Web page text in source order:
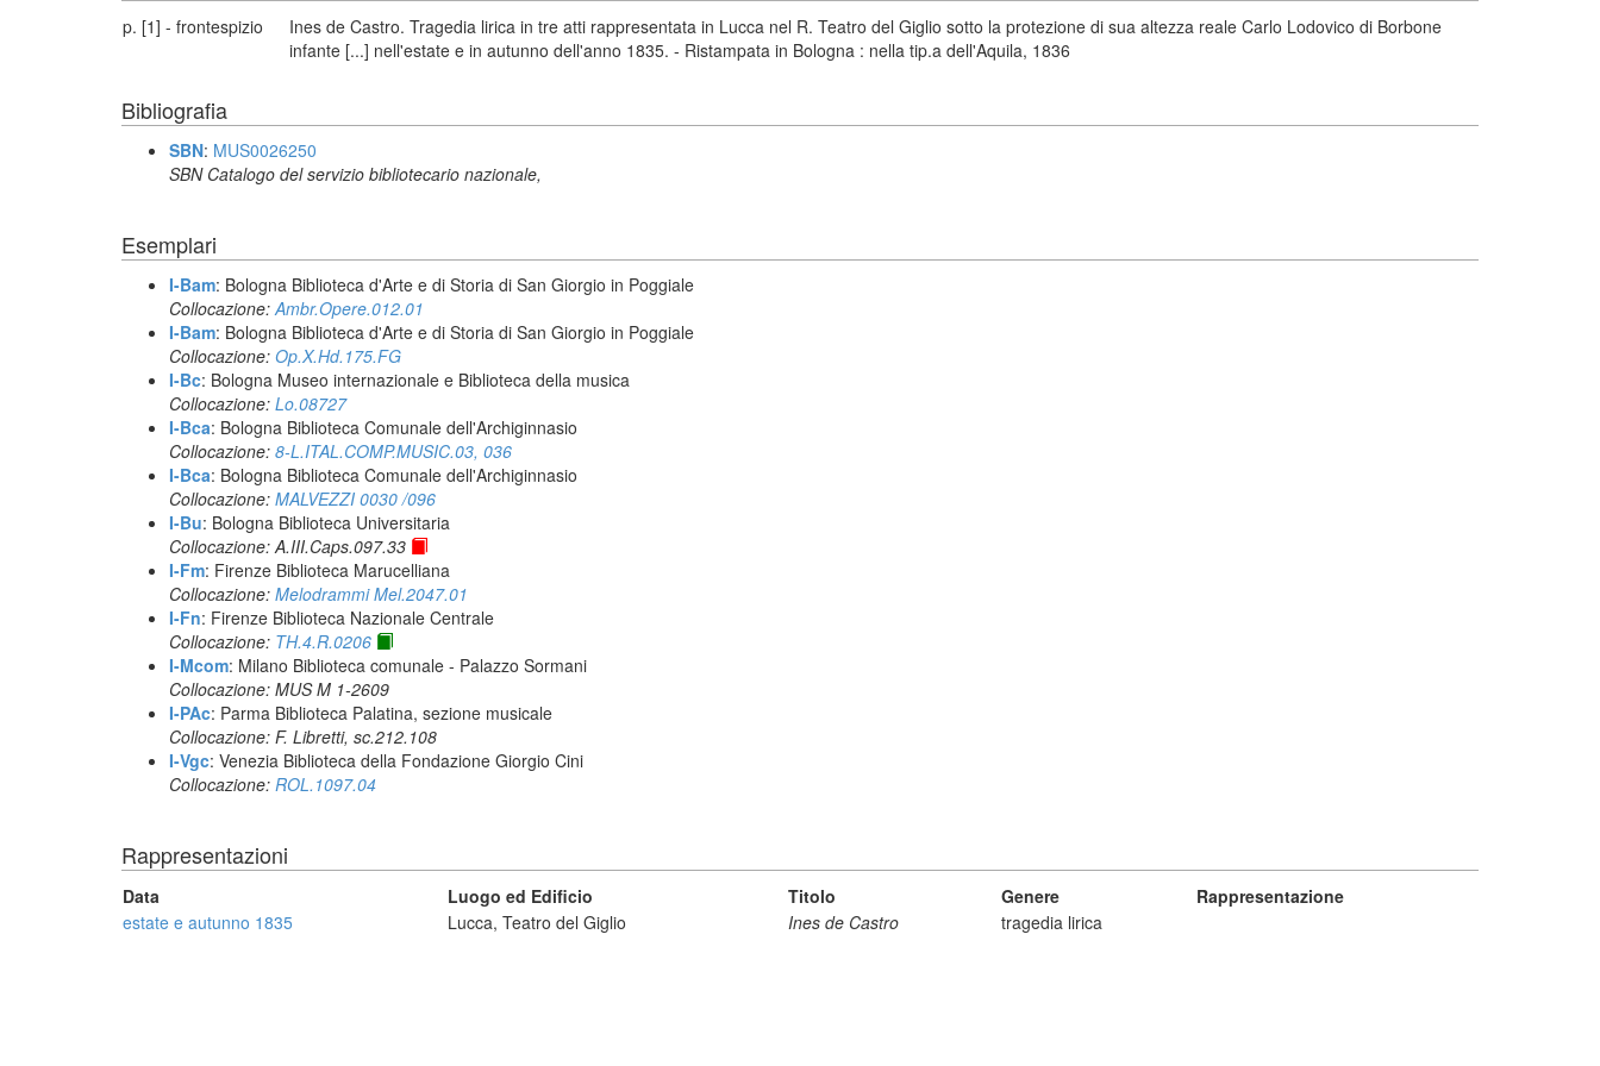
p. [1] - frontespizio
Ines de Castro. Tragedia lirica in tre atti rappresentata in Lucca nel R. Teatro del Giglio sotto la protezione di sua altezza reale Carlo Lodovico di Borbone
infante [...] nell'estate e in autunno dell'anno 1835. - Ristampata in Bologna : nella tip.a dell'Aquila, 1836
Bibliografia
SBN: MUS0026250
SBN Catalogo del servizio bibliotecario nazionale,
Esemplari
I-Bam: Bologna Biblioteca d'Arte e di Storia di San Giorgio in Poggiale
Collocazione:Ambr.Opere.012.01
I-Bam: Bologna Biblioteca d'Arte e di Storia di San Giorgio in Poggiale
Collocazione: Op.X.Hd.175.FG
I-Bc: Bologna Museo internazionale e Biblioteca della musica
Collocazione: Lo.08727
I-Bca: Bologna Biblioteca Comunale dell'Archiginnasio
Collocazione: 8-L.ITAL.COMP.MUSIC.03, 036
I-Bca: Bologna Biblioteca Comunale dell'Archiginnasio
Collocazione: MALVEZZI 0030 /096
I-Bu: Bologna Biblioteca Universitaria
Collocazione: A.III.Caps.097.33
I-Fm: Firenze Biblioteca Marucelliana
Collocazione: Melodrammi Mel.2047.01
I-Fn: Firenze Biblioteca Nazionale Centrale
Collocazione: TH.4.R.0206
I-Mcom: Milano Biblioteca comunale - Palazzo Sormani
Collocazione: MUS M 1-2609
I-PAc: Parma Biblioteca Palatina, sezione musicale
Collocazione: F. Libretti, sc.212.108
I-Vgc: Venezia Biblioteca della Fondazione Giorgio Cini
Collocazione: ROL.1097.04
Rappresentazioni
Data Luogo ed Edificio Titolo Genere
Rappresentazione
estate e autunno 1835
Lucca, Teatro del Giglio Ines de Castro tragedia lirica